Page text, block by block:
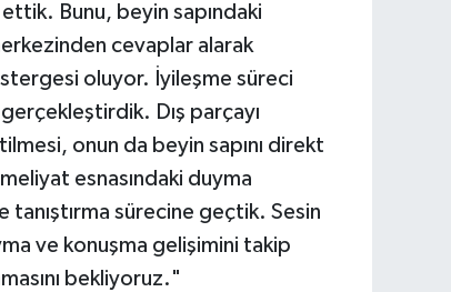
Bunu, beyin sapındaki
cevaplar alarak
oluyor. İyileşme süreci
Dış parçayı
onun da beyin sapını direkt
esnasındaki duyma
tanıştırma sürecine geçtik. Sesin
ve konuşma gelişimini takip
bekliyoruz."